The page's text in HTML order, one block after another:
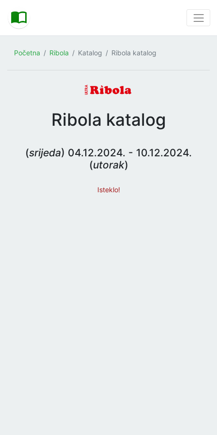
Početna Ribola Katalog Ribola katalog
Ribola katalog
(srijeda) 04.12.2024. - 10.12.2024.
(utorak)
Isteklo!